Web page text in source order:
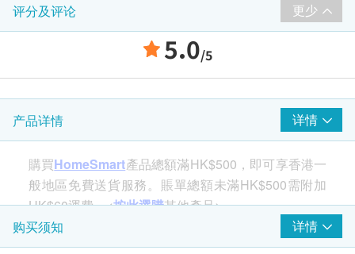
评分及评论 更少
5.0/5
产品详情 详情
購買HomeSmart產品總額滿HK$500，即可享香港一
般地區免費送貨服務。賬單總額未滿HK$500需附加
HK$60運費。<按此選購其他產品>
购买须知
详情